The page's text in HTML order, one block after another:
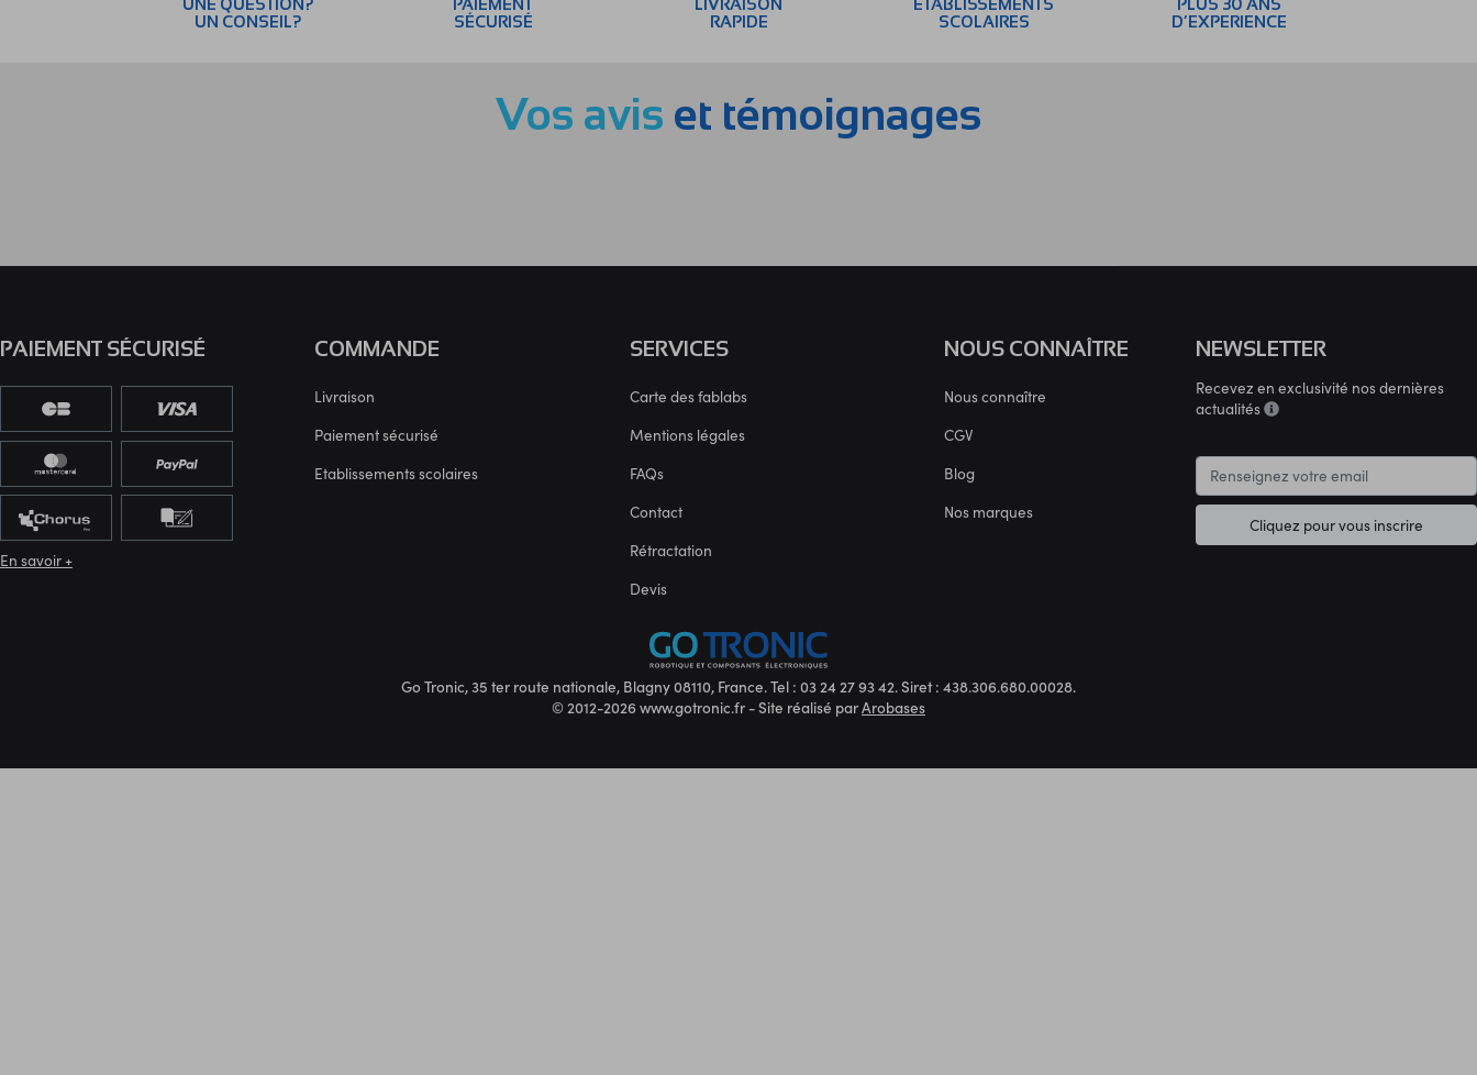
UNE QUESTION?
UN CONSEIL?
PAIEMENT
SÉCURISÉ
LIVRAISON
RAPIDE
ÉTABLISSEMENTS
SCOLAIRES
PLUS 30 ANS
D’EXPERIENCE
Vos avis et témoignages
COMMANDE
Livraison
Paiement sécurisé
Etablissements scolaires
SERVICES
Carte des fablabs
Mentions légales
FAQs
Contact
Rétractation
Devis
NOUS CONNAÎTRE
Nous connaître
CGV
Blog
Nos marques
NEWSLETTER
Recevez en exclusivité nos dernières
actualités
Cliquez pour vous inscrire
PAIEMENT SÉCURISÉ
En savoir +
Go Tronic, 35 ter route nationale, Blagny 08110, France. Tel : 03 24 27 93 42. Siret : 438.306.680.00028.
© 2012-2026 www.gotronic.fr - Site réalisé parArobases